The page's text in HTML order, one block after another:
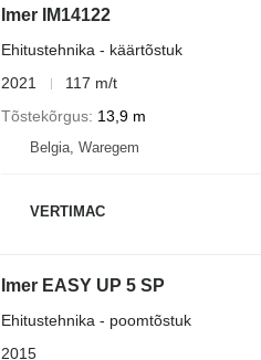
Imer IM14122
Ehitustehnika - käärtõstuk
2021
117 m/t
Tõstekõrgus 13,9 m
Belgia, Waregem
VERTIMAC
Imer EASY UP 5 SP
Ehitustehnika - poomtõstuk
2015